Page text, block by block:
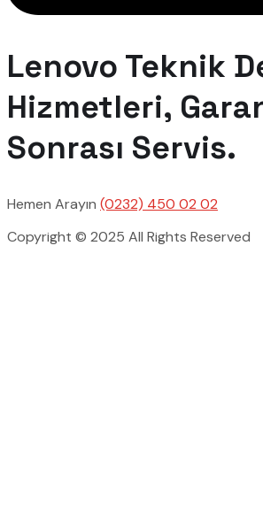
Lenovo Teknik
Hizmetleri,
Sonrası Servis.
Hemen Arayın (0232) 450 02 02
Copyright © 2025 All Rights Reserved